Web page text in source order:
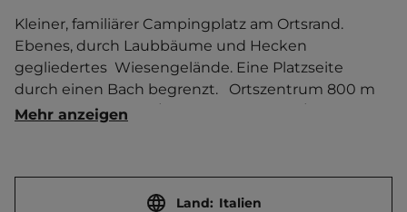
Kleiner, familiärer Campingplatz am Ortsrand.
Ebenes, durch Laubbäume und Hecken
gegliedertes  Wiesengelände. Eine Platzseite
durch einen Bach begrenzt.   Ortszentrum 800 m
entfernt. Touristen-/Dauerstellplätze 20/0.
Mehr anzeigen
Land: Italien